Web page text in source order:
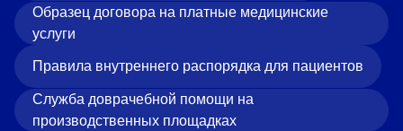
Образец договора на платные медицинские
услуги
Правила внутреннего распорядка для пациентов
Служба доврачебной помощи на
производственных площадках